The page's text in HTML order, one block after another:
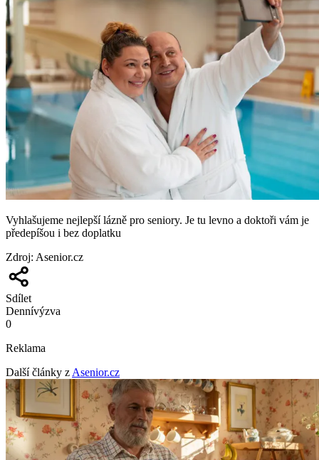
Vyhlašujeme nejlepší lázně pro seniory. Je tu levno a doktoři vám je
předepíšou i bez doplatku
Zdroj: Asenior.cz
Sdílet
Dennívýzva
0
Reklama
Další články z Asenior.cz